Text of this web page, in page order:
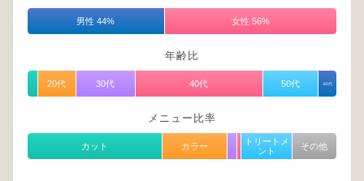
男性 44% 女性 56%
年齢比
20代 30代 40代 50代 60代
メニュー比率
カット カラー
トリートメ
ント
その他